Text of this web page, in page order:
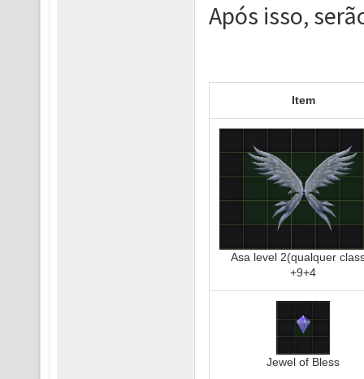
Após isso,
Item
Asa level 2(qualquer
+9+4
Jewel of Bless